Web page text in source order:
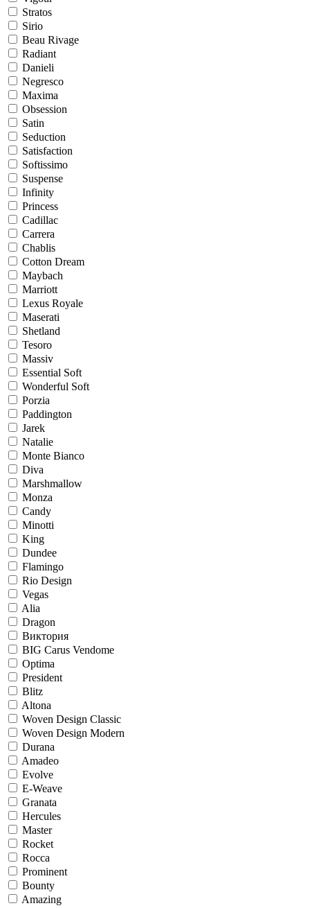
Stratos
Sirio
Beau Rivage
Radiant
Danieli
Negresco
Maxima
Obsession
Satin
Seduction
Satisfaction
Softissimo
Suspense
Infinity
Princess
Cadillac
Carrera
Chablis
Cotton Dream
Maybach
Marriott
Lexus Royale
Maserati
Shetland
Tesoro
Massiv
Essential Soft
Wonderful Soft
Porzia
Paddington
Jarek
Natalie
Monte Bianco
Diva
Marshmallow
Monza
Candy
Minotti
King
Dundee
Flamingo
Rio Design
Vegas
Alia
Dragon
Виктория
BIG Carus Vendome
Optima
President
Blitz
Altona
Woven Design Classic
Woven Design Modern
Durana
Amadeo
Evolve
E-Weave
Granata
Hercules
Master
Rocket
Rocca
Prominent
Bounty
Amazing